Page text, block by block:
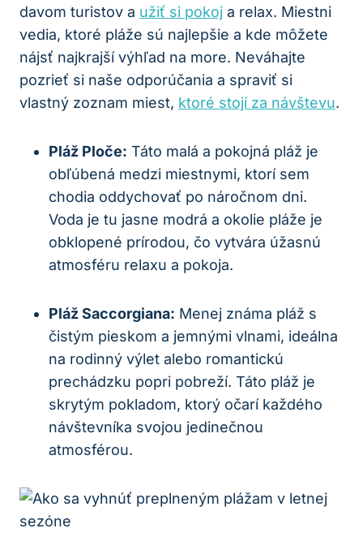
davom turistov a užiť si pokoj a relax. Miestni
vedia, ktoré pláže sú najlepšie a kde môžete
nájsť najkrajší výhľad na more. Neváhajte
pozrieť si naše odporúčania a spraviť si
vlastný zoznam miest, ktoré stojí za návštevu.
Pláž Ploče: Táto malá a pokojná pláž je
obľúbená medzi miestnymi, ktorí sem
chodia oddychovať po náročnom dni.
Voda je tu jasne modrá a okolie pláže je
obklopené prírodou, čo vytvára úžasnú
atmosféru relaxu a pokoja.
Pláž Saccorgiana: Menej známa pláž s
čistým pieskom a jemnými vlnami, ideálna
na rodinný výlet alebo romantickú
prechádzku popri pobreží. Táto pláž je
skrytým pokladom, ktorý očarí každého
návštevníka svojou jedinečnou
atmosférou.